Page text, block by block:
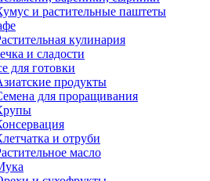
и растительные паштеты
кулинария
и сладости
для готовки
продукты
для проращивания
и отруби
масло